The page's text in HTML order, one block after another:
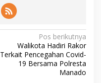
Pos berikutnya
Walikota Hadiri Rakor
Terkait Pencegahan Covid-
19 Bersama Polresta
Manado